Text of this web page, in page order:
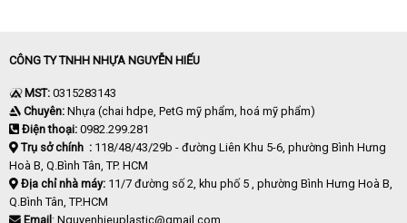
CÔNG TY TNHH NHỰA NGUYỄN HIẾU
MST: 0315283143
Chuyên: Nhựa (chai hdpe, PetG mỹ phẩm, hoá mỹ phẩm)
Điện thoại: 0982.299.281
Trụ sở chính : 118/48/43/29b - đường Liên Khu 5-6, phường Bình Hưng
Hoà B, Q.Bình Tân, TP. HCM
Địa chỉ nhà máy: 11/7 đường số 2, khu phố 5 , phường Bình Hưng Hoà B,
Q.Bình Tân, TP.HCM
Email : Nguyenhieuplastic@gmail.com